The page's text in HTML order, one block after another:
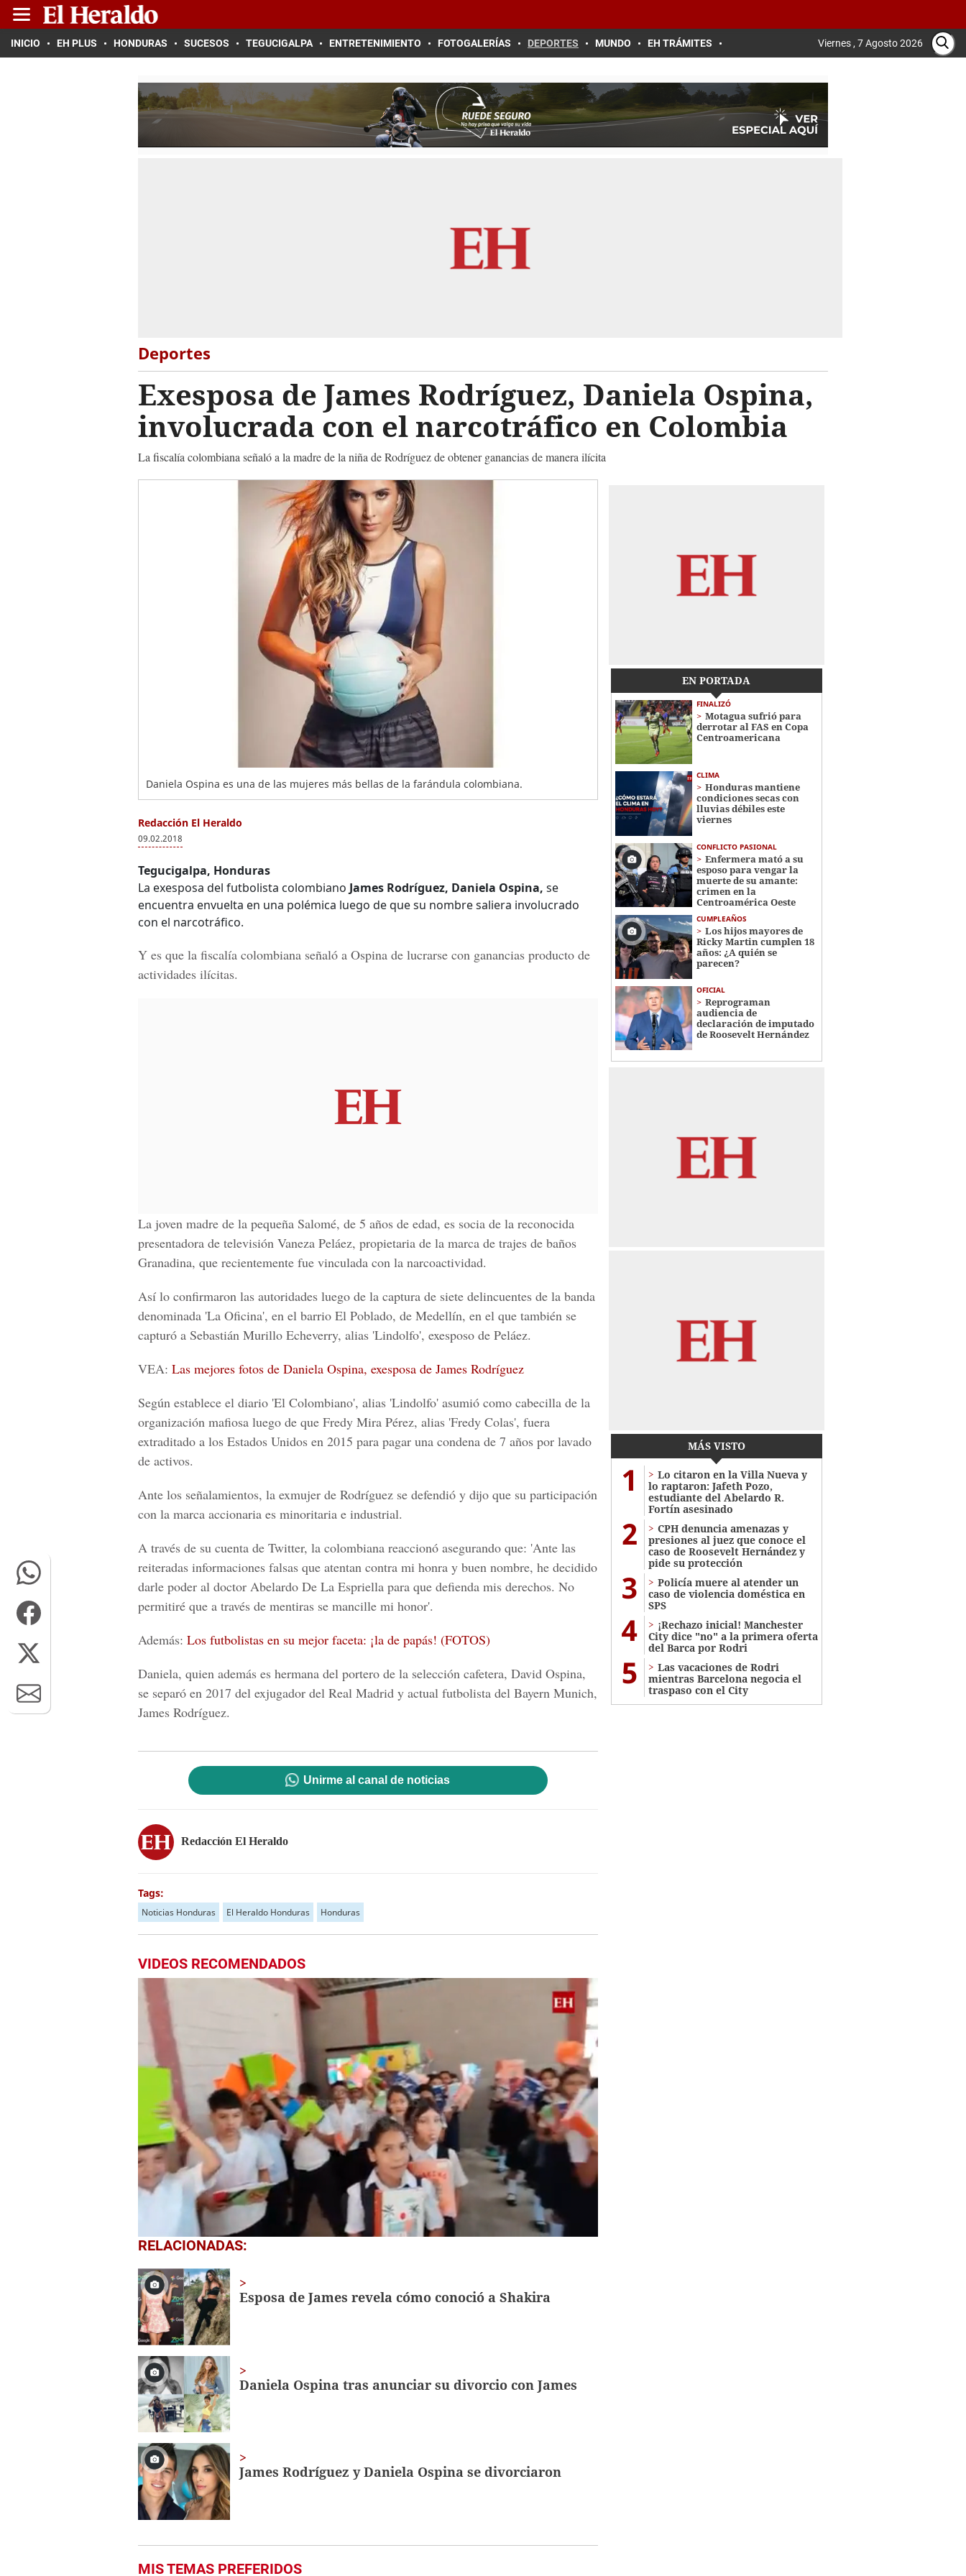
INICIO EH PLUS HONDURAS SUCESOS TEGUCIGALPA ENTRETENIMIENTO FOTOGALERÍAS DEPORTES MUNDO EH TRÁMITES Viernes , 7 Agosto 2026
Deportes
Exesposa de James Rodríguez, Daniela Ospina,
involucrada con el narcotráfico en Colombia
La fiscalía colombiana señaló a la madre de la niña de Rodríguez de obtener ganancias de manera ilícita
Daniela Ospina es una de las mujeres más bellas de la farándula colombiana.
Redacción El Heraldo
09.02.2018
Tegucigalpa, Honduras
La exesposa del futbolista colombiano James Rodríguez, Daniela Ospina, se
encuentra envuelta en una polémica luego de que su nombre saliera involucrado
con el narcotráfico.
Y es que la fiscalía colombiana señaló a Ospina de lucrarse con ganancias producto de
actividades ilícitas.
La joven madre de la pequeña Salomé, de 5 años de edad, es socia de la reconocida
presentadora de televisión Vaneza Peláez, propietaria de la marca de trajes de baños
Granadina, que recientemente fue vinculada con la narcoactividad.
Así lo confirmaron las autoridades luego de la captura de siete delincuentes de la banda
denominada 'La Oficina', en el barrio El Poblado, de Medellín, en el que también se
capturó a Sebastián Murillo Echeverry, alias 'Lindolfo', exesposo de Peláez.
VEA: Las mejores fotos de Daniela Ospina, exesposa de James Rodríguez
Según establece el diario 'El Colombiano', alias 'Lindolfo' asumió como cabecilla de la
organización mafiosa luego de que Fredy Mira Pérez, alias 'Fredy Colas', fuera
extraditado a los Estados Unidos en 2015 para pagar una condena de 7 años por lavado
de activos.
Ante los señalamientos, la exmujer de Rodríguez se defendió y dijo que su participación
con la marca accionaria es minoritaria e industrial.
A través de su cuenta de Twitter, la colombiana reaccionó asegurando que: 'Ante las
reiteradas informaciones falsas que atentan contra mi honra y buen nombre, he decidido
darle poder al doctor Abelardo De La Espriella para que defienda mis derechos. No
permitiré que a través de mentiras se mancille mi honor'.
Además: Los futbolistas en su mejor faceta: ¡la de papás! (FOTOS)
Daniela, quien además es hermana del portero de la selección cafetera, David Ospina,
se separó en 2017 del exjugador del Real Madrid y actual futbolista del Bayern Munich,
James Rodríguez.
Unirme al canal de noticias
Redacción El Heraldo
Tags:
Noticias Honduras El Heraldo Honduras Honduras
VIDEOS RECOMENDADOS
0
seconds
1
minute,
56
seconds
Volume
0%
RELACIONADAS:
Esposa de James revela cómo conoció a Shakira
Daniela Ospina tras anunciar su divorcio con James
James Rodríguez y Daniela Ospina se divorciaron
MIS TEMAS PREFERIDOS
EN PORTADA
FINALIZÓ
Motagua sufrió para
derrotar al FAS en Copa
Centroamericana
CLIMA
Honduras mantiene
condiciones secas con
lluvias débiles este
viernes
CONFLICTO PASIONAL
Enfermera mató a su
esposo para vengar la
muerte de su amante:
crimen en la
Centroamérica Oeste
CUMPLEAÑOS
Los hijos mayores de
Ricky Martin cumplen 18
años: ¿A quién se
parecen?
OFICIAL
Reprograman
audiencia de
declaración de imputado
de Roosevelt Hernández
MÁS VISTO
1
Lo citaron en la Villa Nueva y
lo raptaron: Jafeth Pozo,
estudiante del Abelardo R.
Fortín asesinado
2
CPH denuncia amenazas y
presiones al juez que conoce el
caso de Roosevelt Hernández y
pide su protección
3
Policía muere al atender un
caso de violencia doméstica en
SPS
4
¡Rechazo inicial! Manchester
City dice "no" a la primera oferta
del Barca por Rodri
5
Las vacaciones de Rodri
mientras Barcelona negocia el
traspaso con el City